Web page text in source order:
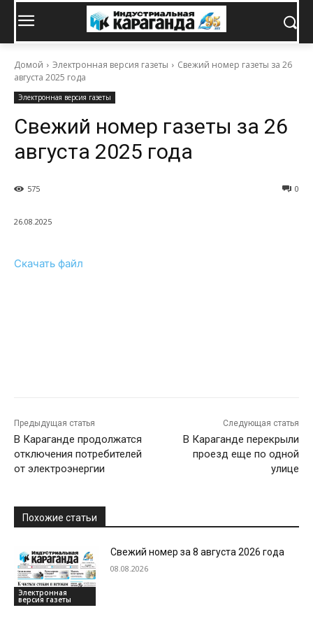
Домой Электронная версия газеты
Свежий номер газеты за 26
августа 2025 года
Электронная версия газеты
Свежий номер газеты за 26
августа 2025 года
0
575
26.08.2025
Скачать файл
Предыдущая статья
В Караганде продолжатся
отключения потребителей
от электроэнергии
Следующая статья
В Караганде перекрыли
проезд еще по одной
улице
Похожие статьи
Электронная
версия газеты
Свежий номер за 8 августа 2026 года
08.08.2026